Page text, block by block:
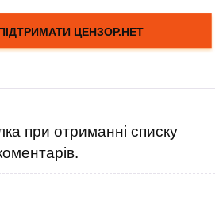
при отриманні списку